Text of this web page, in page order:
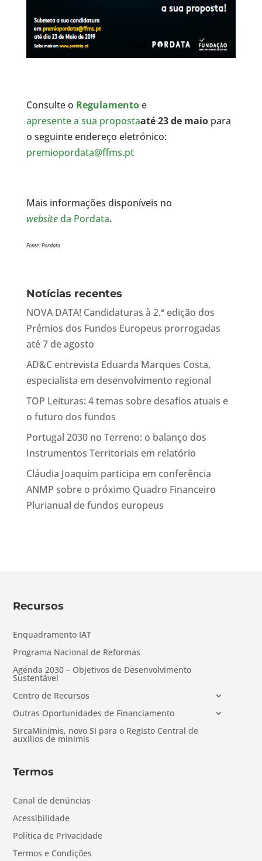
Consulte o Regulamentoe
apresente a sua propostaaté 23 de maio para
o seguinte endereço eletrónico:
premiopordata@ffms.pt
Mais informações disponíveis no
websiteda Pordata.
Fonte: Pordata
Notícias recentes
NOVA DATA! Candidaturas à 2.ª edição dos
Prémios dos Fundos Europeus prorrogadas
até 7 de agosto
AD&C entrevista Eduarda Marques Costa,
especialista em desenvolvimento regional
TOP Leituras: 4 temas sobre desafios atuais e
o futuro dos fundos
Portugal 2030 no Terreno: o balanço dos
Instrumentos Territoriais em relatório
Cláudia Joaquim participa em conferência
ANMP sobre o próximo Quadro Financeiro
Plurianual de fundos europeus
Recursos
Enquadramento IAT
Programa Nacional de Reformas
Agenda 2030 – Objetivos de Desenvolvimento
Sustentável
Centro de Recursos
Outras Oportunidades de Financiamento
SircaMinimis, novo SI para o Registo Central de
auxílios de minimis
Termos
Canal de denúncias
Acessibilidade
Política de Privacidade
Termos e Condições